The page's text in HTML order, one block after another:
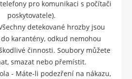
pro komunikaci s počítači
poskytovatele).
detekované hrozby jsou
karantény, odkud nemohou
činnosti. Soubory můžete
smazat nebo přemístit.
- Máte-li podezření na nákazu,